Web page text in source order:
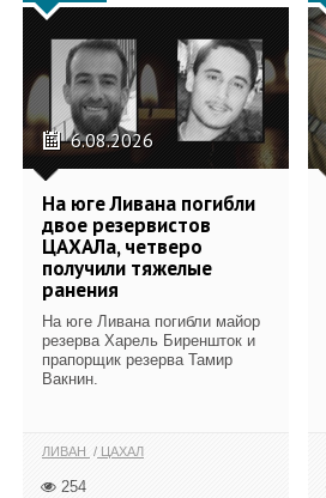
6.08.2026
На юге Ливана погибли
двое резервистов
ЦАХАЛа, четверо
получили тяжелые
ранения
На юге Ливана погибли майор
резерва Харель Биреншток и
прапорщик резерва Тамир
Вакнин.
ЛИВАН ЦАХАЛ
254